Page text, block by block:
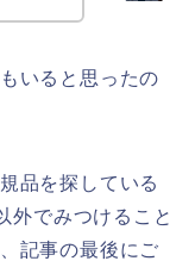
いると思ったの
品を探している
外でみつけること
記事の最後にご